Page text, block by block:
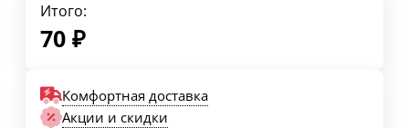
Итого:
70 ₽
Комфортная доставка
Акции и скидки